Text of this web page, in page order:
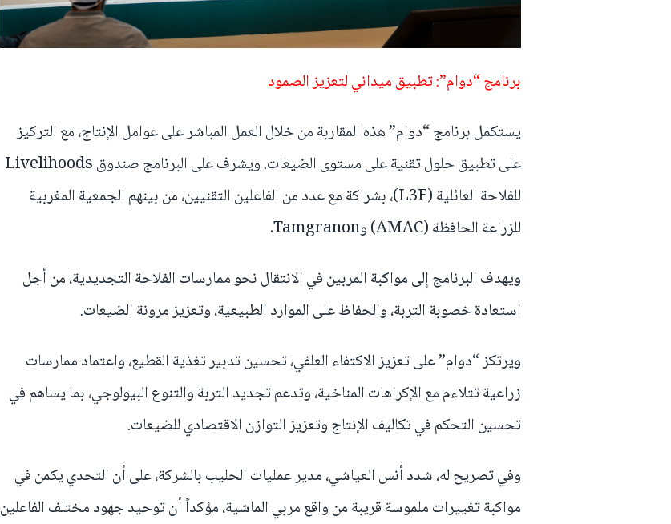
برنامج “دوام”: تطبيق ميداني لتعزيز الصمود
يستكمل برنامج “دوام” هذه المقاربة من خلال العمل المباشر على عوامل الإنتاج، مع التركيز
على تطبيق حلول تقنية على مستوى الضيعات. ويشرف على البرنامج صندوق Livelihoods
للفلاحة العائلية (L3F)، بشراكة مع عدد من الفاعلين التقنيين، من بينهم الجمعية المغربية
للزراعة الحافظة (AMAC) وTamgranon.
ويهدف البرنامج إلى مواكبة المربين في الانتقال نحو ممارسات الفلاحة التجديدية، من أجل
استعادة خصوبة التربة، والحفاظ على الموارد الطبيعية، وتعزيز مرونة الضيعات.
ويرتكز “دوام” على تعزيز الاكتفاء العلفي، تحسين تدبير تغذية القطيع، واعتماد ممارسات
زراعية تتلاءم مع الإكراهات المناخية، وتدعم تجديد التربة والتنوع البيولوجي، بما يساهم في
تحسين التحكم في تكاليف الإنتاج وتعزيز التوازن الاقتصادي للضيعات.
وفي تصريح له، شدد أنس العياشي، مدير عمليات الحليب بالشركة، على أن التحدي يكمن في
مواكبة تغييرات ملموسة قريبة من واقع مربي الماشية، مؤكداً أن توحيد جهود مختلف الفاعلين